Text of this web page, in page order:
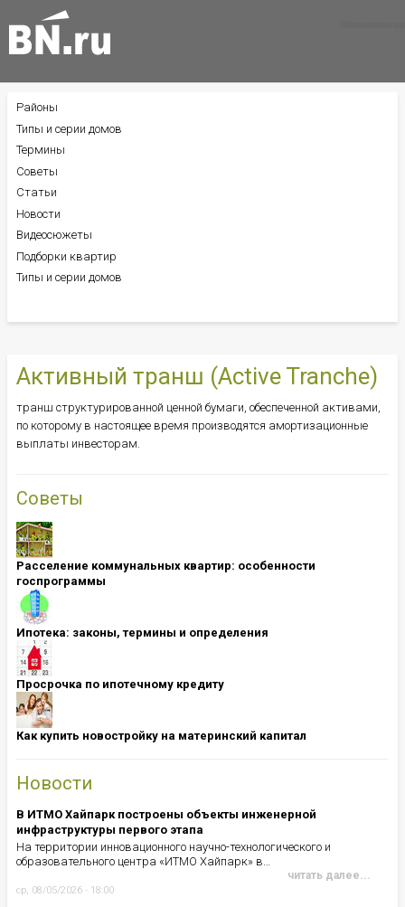
Активный транш (Active Tranche)
транш структурированной ценной бумаги, обеспеченной активами,
по которому в настоящее время производятся амортизационные
выплаты инвесторам.
Советы
Расселение коммунальных квартир: особенности
госпрограммы
Ипотека: ​​​​​​​законы, термины и определения
Просрочка по ипотечному кредиту
Как купить новостройку на материнский капитал
Новости
В ИТМО Хайпарк построены объекты инженерной
инфраструктуры первого этапа
На территории инновационного научно-технологического и
образовательного центра «ИТМО Хайпарк» в…
читать далее...
ср, 08/05/2026 - 18:00
БОКОВОЕ
МЕНЮ
Районы
Типы и серии домов
Термины
Советы
Статьи
Новости
Видеосюжеты
Подборки квартир
Типы и серии домов